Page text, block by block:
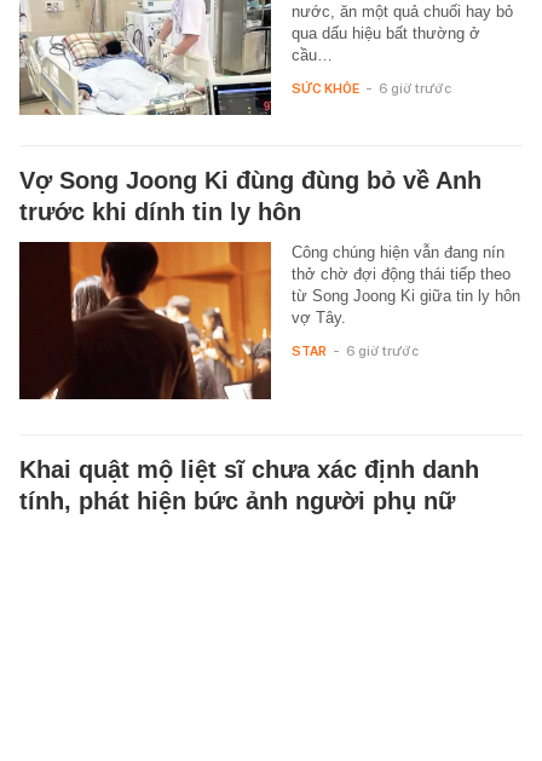
nước, ăn một quả chuối hay bỏ
qua dấu hiệu bất thường ở
cầu…
SỨC KHỎE - 6 giờ trước
Vợ Song Joong Ki đùng đùng bỏ về Anh
trước khi dính tin ly hôn
Công chúng hiện vẫn đang nín
thở chờ đợi động thái tiếp theo
từ Song Joong Ki giữa tin ly hôn
vợ Tây.
STAR - 6 giờ trước
Khai quật mộ liệt sĩ chưa xác định danh
tính, phát hiện bức ảnh người phụ nữ